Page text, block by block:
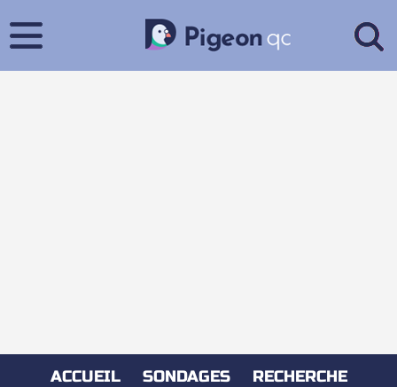
ACCUEIL SONDAGES RECHERCHE